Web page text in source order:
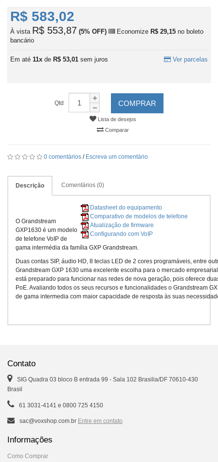
R$ 583,02
À vista R$ 553,87 (5% OFF) Economize R$ 29,15 no boleto
bancário
Em até 11x de R$ 53,01 sem juros Ver parcelas
Qtd COMPRAR
Lista de desejos
Comparar
0 comentários / Escreva um comentário
Descrição Comentários (0)
Datasheet do equipamento
Comparativo de modelos de telefone
Atualização de firmware
Configurando com VoIP
O Grandstream
GXP1630 é um modelo
de telefone VoIP de
gama intermédia da família GXP Grandstream.
Duas contas SIP, áudio HD, 8 teclas LED de 2 cores programáveis, entre
Grandstream GXP 1630 uma excelente escolha para o mercado
está preparado para funcionar nas redes de nova geração, pois oferece
PoE. Avaliando todos os seus recursos e funcionalidades o Grandstream
de gama intermedia com maior capacidade de resposta às suas
Contato
SIG Quadra 03 bloco B entrada 99 - Sala 102 Brasilia/DF 70610-430
Brasil
61 3031-4141 e 0800 725 4150
sac@voxshop.com.br Entre em contato
Informações
Como Comprar